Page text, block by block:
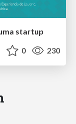
startup
0 230